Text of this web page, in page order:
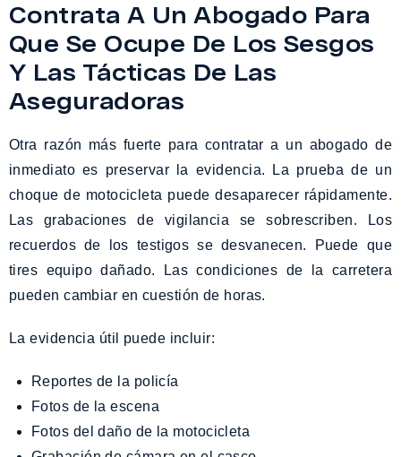
Contrata A Un Abogado Para
Que Se Ocupe De Los Sesgos
Y Las Tácticas De Las
Aseguradoras
Otra razón más fuerte para contratar a un abogado de
inmediato es preservar la evidencia. La prueba de un
choque de motocicleta puede desaparecer rápidamente.
Las grabaciones de vigilancia se sobrescriben. Los
recuerdos de los testigos se desvanecen. Puede que
tires equipo dañado. Las condiciones de la carretera
pueden cambiar en cuestión de horas.
La evidencia útil puede incluir:
Reportes de la policía
Fotos de la escena
Fotos del daño de la motocicleta